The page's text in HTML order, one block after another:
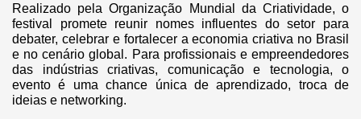
Realizado pela Organização Mundial da Criatividade, o
festival promete reunir nomes influentes do setor para
debater, celebrar e fortalecer a economia criativa no Brasil
e no cenário global. Para profissionais e empreendedores
das indústrias criativas, comunicação e tecnologia, o
evento é uma chance única de aprendizado, troca de
ideias e networking.